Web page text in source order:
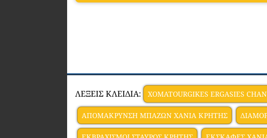
ΛΕΞΕΙΣ ΚΛΕΙΔΙΑ: XOMATOURGIKES ERGASIES
ΑΠΟΜΑΚΡΥΝΣΗ ΜΠΑΖΩΝ ΧΑΝΙΑ ΚΡΗΤΗΣ